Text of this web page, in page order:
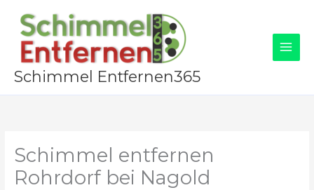
Inhalt
springen
Schimmel Entfernen365
Schimmel entfernen
Rohrdorf bei Nagold